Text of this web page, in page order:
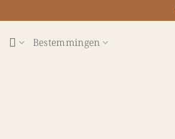
naar
inhoud
Bestemmingen